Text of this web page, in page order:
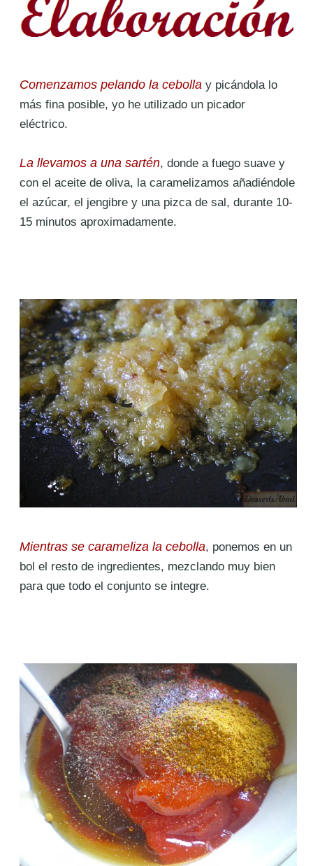
Comenzamos pelando la cebolla y picándola lo
más fina posible, yo he utilizado un picador
eléctrico.
La llevamos a una sartén, donde a fuego suave y
con el aceite de oliva, la caramelizamos añadiéndole
el azúcar, el jengibre y una pizca de sal, durante 10-
15 minutos aproximadamente.
Mientras se carameliza la cebolla, ponemos en un
bol el resto de ingredientes, mezclando muy bien
para que todo el conjunto se integre.